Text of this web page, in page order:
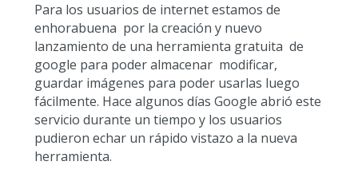
Para los usuarios de internet estamos de
enhorabuena por la creación y nuevo
lanzamiento de una herramienta gratuita de
google para poder almacenar modificar,
guardar imágenes para poder usarlas luego
fácilmente. Hace algunos días Google abrió este
servicio durante un tiempo y los usuarios
pudieron echar un rápido vistazo a la nueva
herramienta.